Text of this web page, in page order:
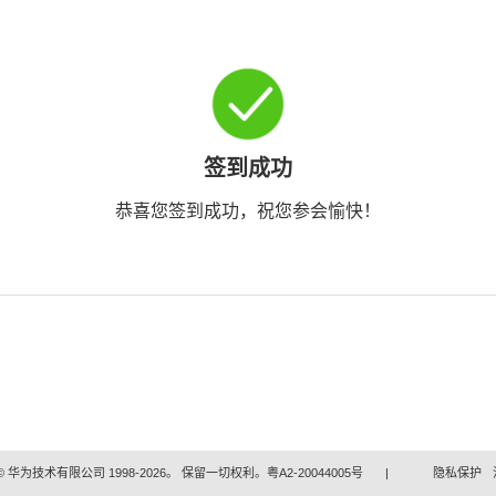
签到成功
恭喜您签到成功，祝您参会愉快！
华为技术有限公司 1998-2026。 保留一切权利。粤A2-20044005号 | 隐私保护